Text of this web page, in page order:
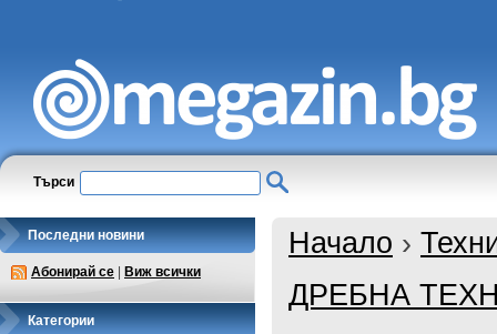
Търси
Последни новини
Абонирай се Виж всички
Категории
Начало ›
ДРЕБНА